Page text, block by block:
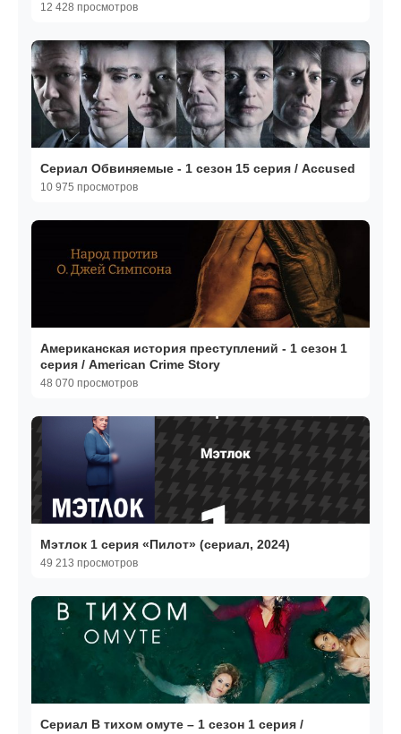
12 428 просмотров
Сериал Обвиняемые - 1 сезон 15 серия / Accused
10 975 просмотров
Американская история преступлений - 1 сезон 1
серия / American Crime Story
48 070 просмотров
Мэтлок 1 серия «Пилот» (сериал, 2024)
49 213 просмотров
Сериал В тихом омуте – 1 сезон 1 серия /